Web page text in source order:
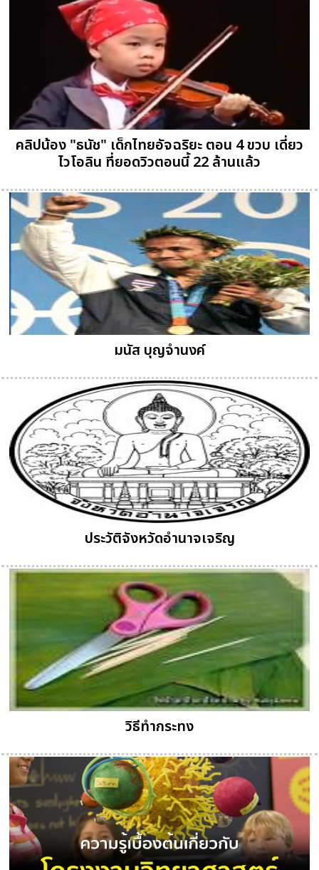
คลิปน้อง "ธนัช" เด็กไทยอัจฉริยะ ตอน 4 ขวบ เดี่ยว
ไวโอลิน ที่ยอดวิวตอนนี้ 22 ล้านแล้ว
มนัส บุญจำนงค์
ประวัติจังหวัดอำนาจเจริญ
วิธีทำกระทง